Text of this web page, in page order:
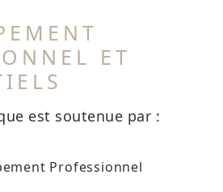
ET
est soutenue par :
Professionnel